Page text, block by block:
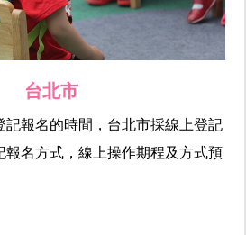
台北市
記報名的時間，台北市採線上登記
報名方式，線上操作期程及方式預